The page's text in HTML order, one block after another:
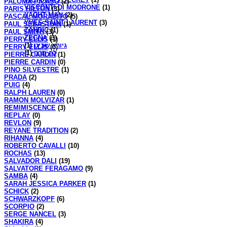
VISCONTI DI MODRONE (1)
YACHT MAN(2)
YVES SAINT LAURENT (3)
ZANDIC(1)
ZEGNA(3)
גיורא שביט(1)
לה סרה(1)
PARIS HILTON(3)
PASCAL MORABITO(5)
PAUL SEBASTIAN(1)
PAUL SMITH(3)
PERRY ELLIS (1)
PERRY ELLIS(0)
PIERRE CARDIN(1)
PIERRE CARDIN (0)
PINO SILVESTRE (1)
PRADA (2)
PUIG (4)
RALPH LAUREN (0)
RAMON MOLVIZAR (1)
REMIMISCENCE (3)
REPLAY (0)
REVLON (9)
REYANE TRADITION (2)
RIHANNA (4)
ROBERTO CAVALLI (10)
ROCHAS (13)
SALVADOR DALI (19)
SALVATORE FERAGAMO (9)
SAMBA (4)
SARAH JESSICA PARKER (1)
SCHICK (2)
SCHWARZKOPF (6)
SCORPIO (2)
SERGE NANCEL (3)
SHAKIRA (4)